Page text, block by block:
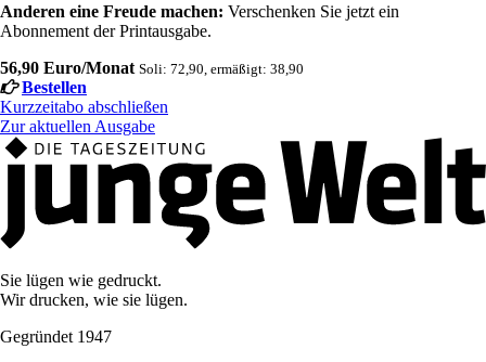
Anderen eine Freude machen: Verschenken Sie jetzt ein
Abonnement der Printausgabe.
56,90 Euro/Monat Soli: 72,90, ermäßigt: 38,90
Bestellen
Kurzzeitabo abschließen
Zur aktuellen Ausgabe
Sie lügen wie gedruckt.
Wir drucken, wie sie lügen.
Gegründet 1947